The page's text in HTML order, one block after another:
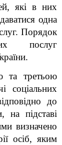
які в них
одна
Порядок
послуг
та третьою
соціальних
до
на підставі
визначено
осіб, яким